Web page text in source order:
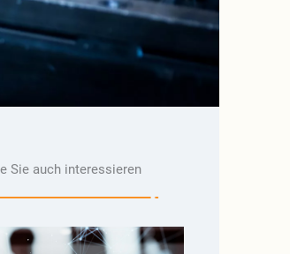
Sie auch interessieren